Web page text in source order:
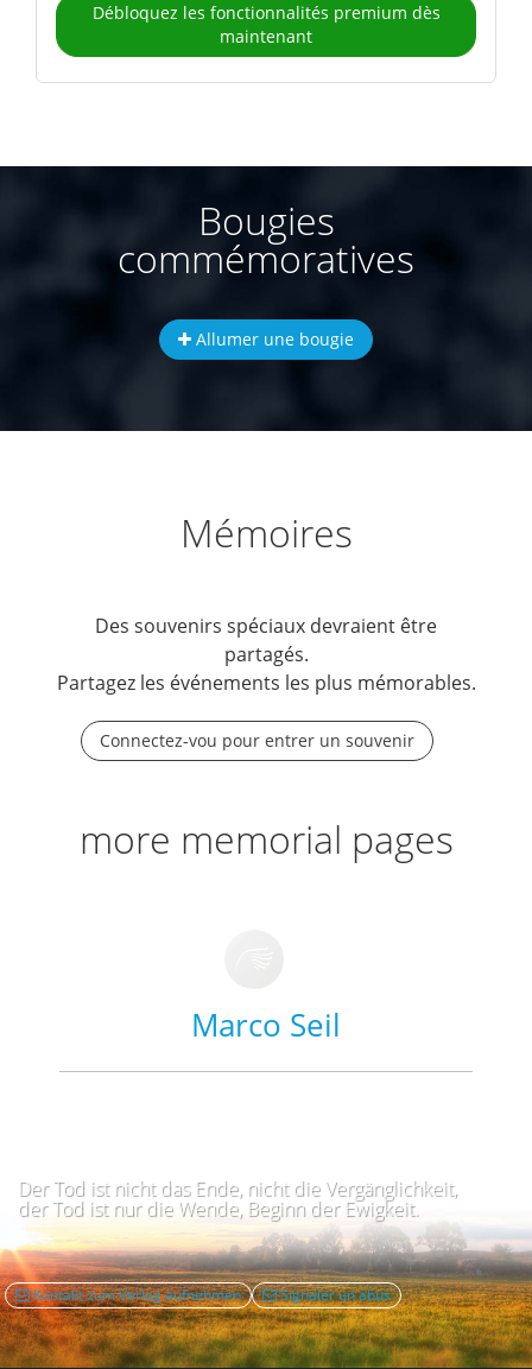
Débloquez les fonctionnalités premium dès
maintenant
Bougies
commémoratives
Allumer une bougie
Mémoires
Des souvenirs spéciaux devraient être
partagés.
Partagez les événements les plus mémorables.
Connectez-vou pour entrer un souvenir
more memorial pages
Marco Seil
Der Tod ist nicht das Ende, nicht die Vergänglichkeit,
der Tod ist nur die Wende, Beginn der Ewigkeit.
Kontakt zum Verlag aufnehmen Signaler un abus